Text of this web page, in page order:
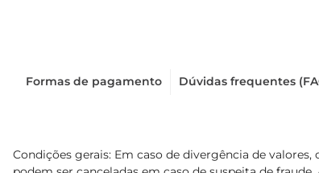
Formas de pagamento Dúvidas frequentes
Condições gerais: Em caso de divergência de